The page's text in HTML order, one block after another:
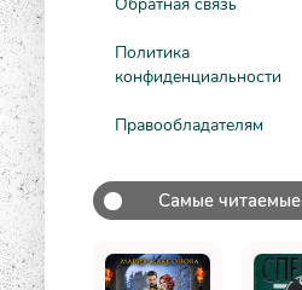
Политика
конфиденциальности
Правообладателям
Самые читаемые